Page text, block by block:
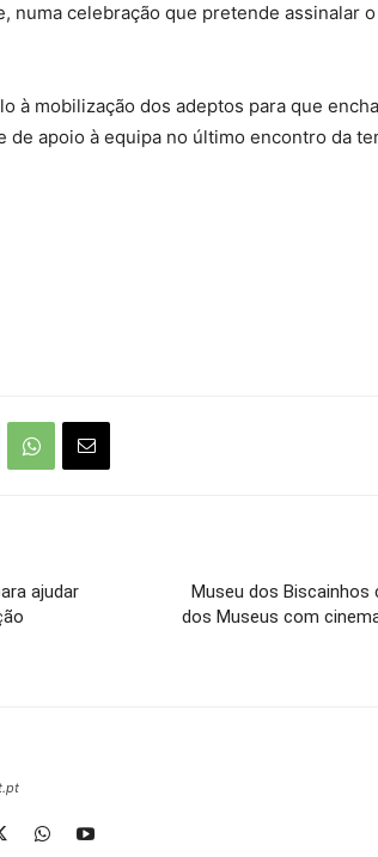
numa celebração que pretende assinalar
à mobilização dos adeptos para que
apoio à equipa no último encontro da
ajudar
Museu dos Biscainhos
dos Museus com